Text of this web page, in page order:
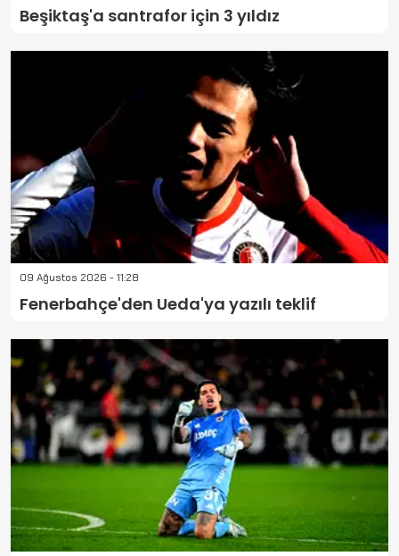
Beşiktaş'a santrafor için 3 yıldız
09 Ağustos 2026 - 11:28
Fenerbahçe'den Ueda'ya yazılı teklif